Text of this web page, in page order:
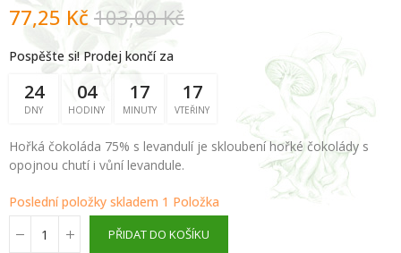
77,25 Kč 103,00 Kč
Pospěšte si! Prodej končí za
24
DNY
04
HODINY
17
MINUTY
17
VTEŘINY
Hořká čokoláda 75% s levandulí je skloubení hořké čokolády s
opojnou chutí i vůní levandule.
Poslední položky skladem 1 Položka
PŘIDAT DO KOŠÍKU